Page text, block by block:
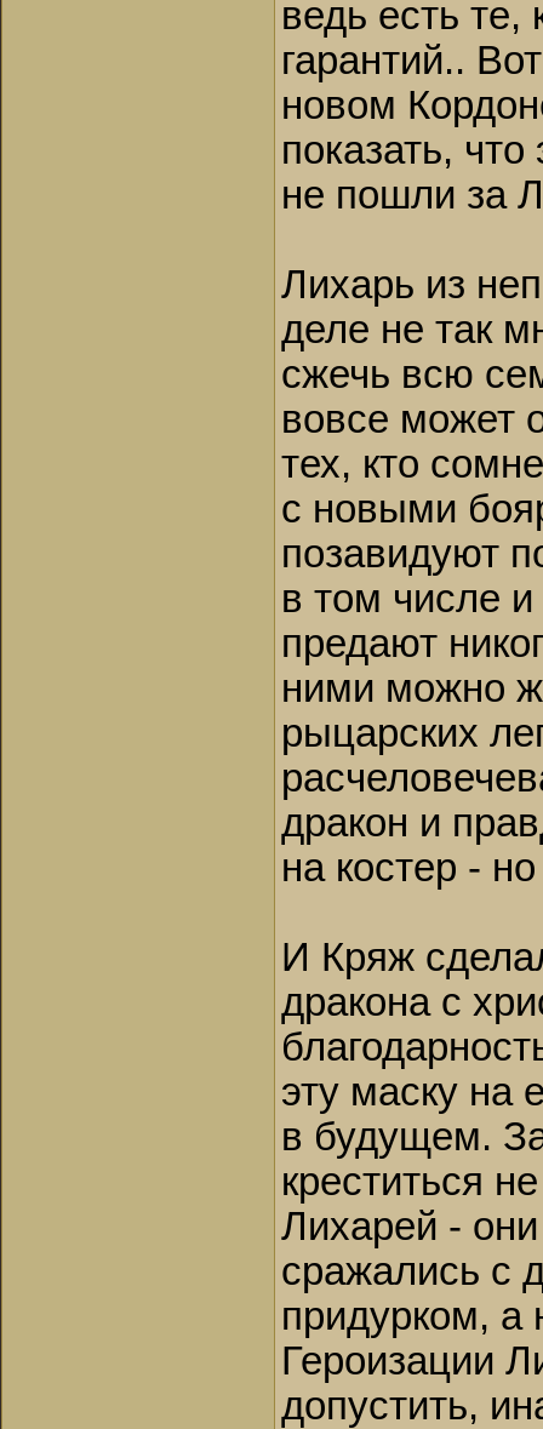
ведь есть те,
гарантий..
новом
показать,
не пошли за
Лихарь из
деле не так
сжечь всю
вовсе может
тех, кто
с новыми
позавидуют
в том числе и
предают
ними можно
рыцарских
дракон и
на костер -
И Кряж
дракона с
эту маску на
в будущем.
креститься
Лихарей -
сражались с
придурком, а
Героизации
допустить,